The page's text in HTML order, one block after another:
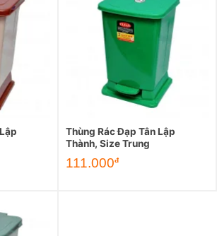
Thùng Rác Đạp Tân Lập
Thành, Size Trung
111.000đ